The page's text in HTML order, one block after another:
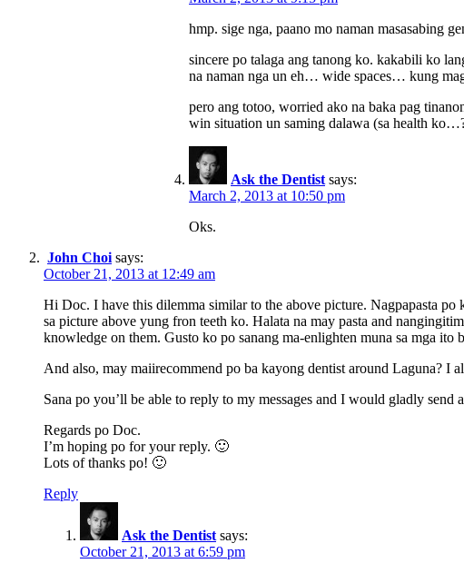
hmp. sige nga, paano mo naman masasabing
sincere po talaga ang tanong ko. kakabili ko
na naman nga un eh… wide spaces… kung
pero ang totoo, worried ako na baka pag
win situation un saming dalawa (sa health
Ask the Dentist says:
March 2, 2013 at 10:50 pm
Oks.
John Choi says:
October 21, 2013 at 12:49 am
Hi Doc. I have this dilemma similar to the above picture. Nagpapasta
sa picture above yung fron teeth ko. Halata na may pasta and
knowledge on them. Gusto ko po sanang ma-enlighten muna sa mga
And also, may maiirecommend po ba kayong dentist around Laguna? I
Sana po you’ll be able to reply to my messages and I would gladly
Regards po Doc.
I’m hoping po for your reply. 🙂
Lots of thanks po! 🙂
Reply
Ask the Dentist says:
October 21, 2013 at 6:59 pm